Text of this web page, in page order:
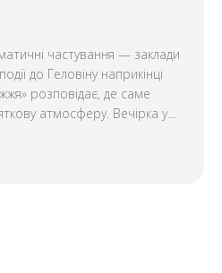
частування — заклади
до Геловіну наприкінці
розповідає, де саме
атмосферу. Вечірка у...